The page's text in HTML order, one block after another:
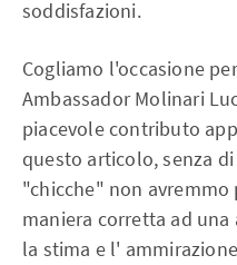
soddisfazioni.
Cogliamo l'occasione
Ambassador Molinari
piacevole contributo
questo articolo, senza
"chicche" non
maniera corretta ad
la stima e l'